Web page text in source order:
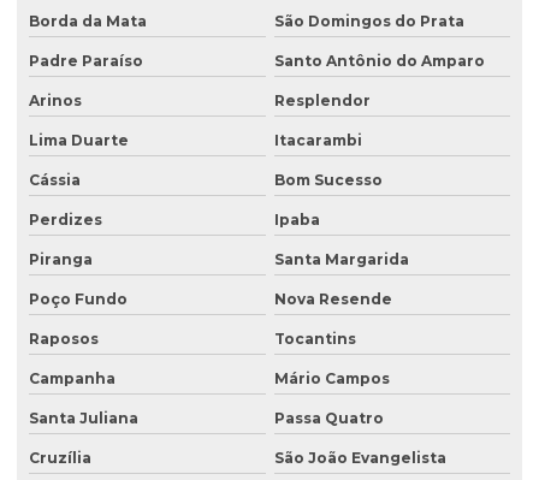
Recuperação de áreas degradadas e passivos ambientais
Recuperação de áreas degradadas por regeneração natural
Recuperação de áreas degradadas com sistemas agroflorestais
Recuperação de áreas desmatadas
Reflorestamento recuperação de áreas degradadas
Relatório de investigação de passivo ambiental
Retirada de tanque de combustível subterrâneo
Retirada de tanque subterrâneo
Retirada de tanques
Serviço de consultoria ambiental
Borda da Mata São Domingos do Prata
Padre Paraíso Santo Antônio do Amparo
Arinos Resplendor
Lima Duarte Itacarambi
Cássia Bom Sucesso
Perdizes Ipaba
Piranga Santa Margarida
Poço Fundo Nova Resende
Raposos Tocantins
Campanha Mário Campos
Santa Juliana Passa Quatro
Cruzília São João Evangelista